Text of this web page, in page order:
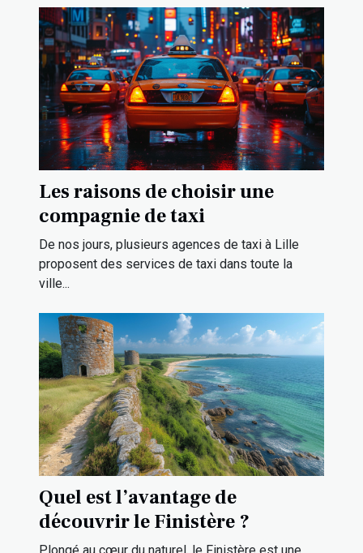
Les raisons de choisir une
compagnie de taxi
De nos jours, plusieurs agences de taxi à Lille
proposent des services de taxi dans toute la
ville...
Quel est l’avantage de
découvrir le Finistère ?
Plongé au cœur du naturel, le Finistère est une